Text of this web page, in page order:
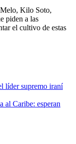
Kilo Soto,
piden a las
el cultivo de estas
líder supremo iraní
al Caribe: esperan